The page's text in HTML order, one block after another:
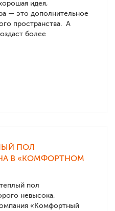
идея,
— это дополнительное
пространства. А
более
ПОЛ
В «КОМФОРТНОМ
пол
невысока,
«Комфортный